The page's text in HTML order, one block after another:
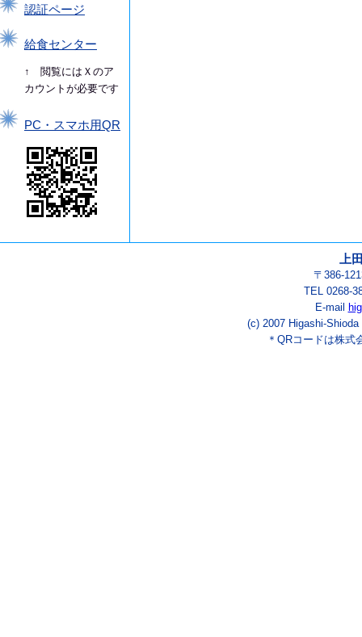
認証ページ
給食センター
↑ 閲覧にはＸのア
カウントが必要です
PC・スマホ用QR
上
〒386-
TEL 0268-
E-mail
(c) 2007 Higashi-
＊QRコードは株式